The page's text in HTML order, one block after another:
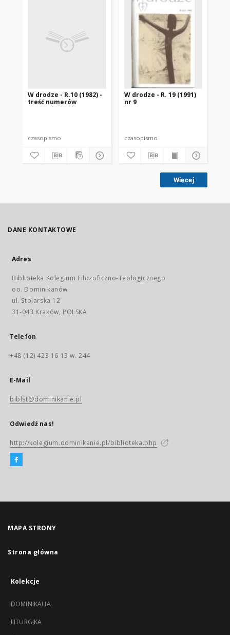
W drodze - R.10 (1982) -
treść numerów
czasopismo
W drodze - R. 19 (1991)
nr 9
czasopismo
Więcej
DANE KONTAKTOWE
Adres
Biblioteka Kolegium Filozoficzno-Teologicznego
oo. Dominikanów
ul. Stolarska 12
31-043 Kraków, POLSKA
Telefon
+48 (12) 423 16 13 w. 244
E-Mail
biblst@dominikanie.pl
Odwiedź nas!
http://kolegium.dominikanie.pl/biblioteka.php
MAPA STRONY
Strona główna
Kolekcje
DOMINIKALIA
LITURGIKA